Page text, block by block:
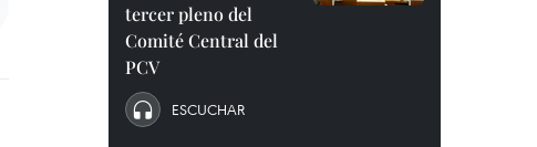
tercer pleno del
Comité Central del
PCV
ESCUCHAR